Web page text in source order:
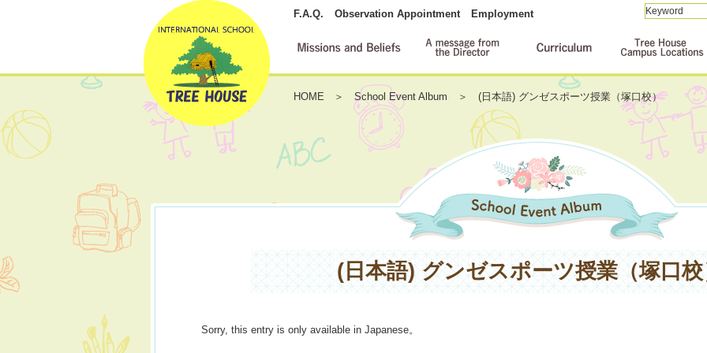
F.A.Q. Observation Appointment Employment
HOME School Event Album (日本語) グンゼスポーツ授業（塚口校）
(日本語) グンゼスポーツ授業（塚口校
Sorry, this entry is only available in Japanese。